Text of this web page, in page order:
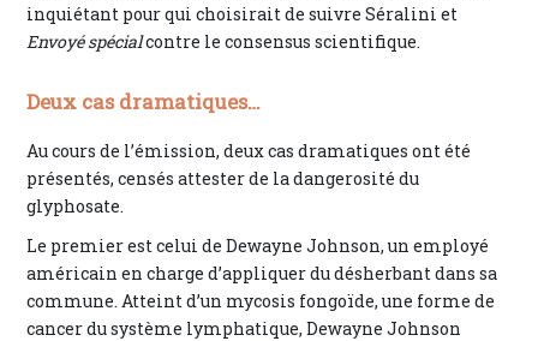
inquiétant pour qui choisirait de suivre Séralini et
Envoyé spécialcontre le consensus scientifique.
Deux cas dramatiques…
Au cours de l’émission, deux cas dramatiques ont été
présentés, censés attester de la dangerosité du
glyphosate.
Le premier est celui de Dewayne Johnson, un employé
américain en charge d’appliquer du désherbant dans sa
commune. Atteint d’un mycosis fongoïde, une forme de
cancer du système lymphatique, Dewayne Johnson